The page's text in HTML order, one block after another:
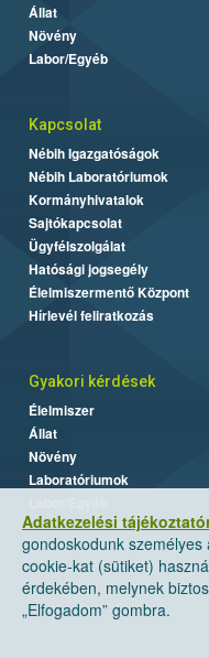
Adatkezelési
gondoskodunk
cookie-kat (sütiket)
érdekében, melynek
„Elfogadom” gombra.
Állat
Növény
Labor/Egyéb
Kapcsolat
Nébih Igazgatóságok
Nébih Laboratóriumok
Kormányhivatalok
Sajtókapcsolat
Ügyfélszolgálat
Hatósági jogsegély
Élelmiszermentő Központ
Hírlevél feliratkozás
Gyakori kérdések
Élelmiszer
Állat
Növény
Laboratóriumok